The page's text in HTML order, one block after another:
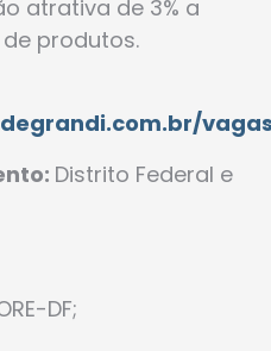
atrativa de 3% a
produtos.
Distrito Federal e
DF;